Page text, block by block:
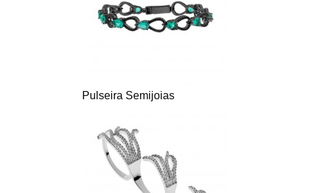
Pulseira Semijoias